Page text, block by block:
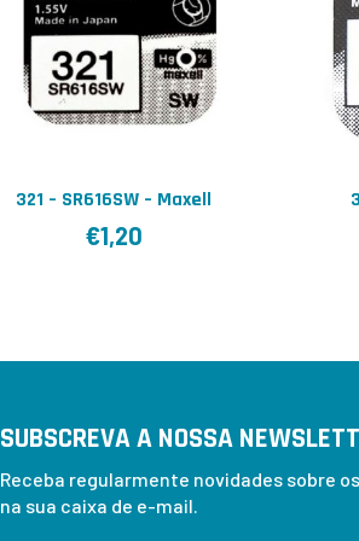
321 – SR616SW – Maxell
€1,20
SUBSCREVA A NOSSA
Receba regularmente novidades sobre
na sua caixa de e-mail.